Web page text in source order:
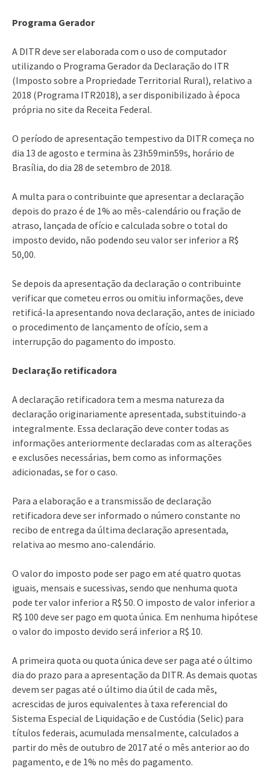
Programa Gerador
A DITR deve ser elaborada com o uso de computador
utilizando o Programa Gerador da Declaração do ITR
(Imposto sobre a Propriedade Territorial Rural), relativo a
2018 (Programa ITR2018), a ser disponibilizado à época
própria no site da Receita Federal.
O período de apresentação tempestivo da DITR começa no
dia 13 de agosto e termina às 23h59min59s, horário de
Brasília, do dia 28 de setembro de 2018.
A multa para o contribuinte que apresentar a declaração
depois do prazo é de 1% ao mês-calendário ou fração de
atraso, lançada de ofício e calculada sobre o total do
imposto devido, não podendo seu valor ser inferior a R$
50,00.
Se depois da apresentação da declaração o contribuinte
verificar que cometeu erros ou omitiu informações, deve
retificá-la apresentando nova declaração, antes de iniciado
o procedimento de lançamento de ofício, sem a
interrupção do pagamento do imposto.
Declaração retificadora
A declaração retificadora tem a mesma natureza da
declaração originariamente apresentada, substituindo-a
integralmente. Essa declaração deve conter todas as
informações anteriormente declaradas com as alterações
e exclusões necessárias, bem como as informações
adicionadas, se for o caso.
Para a elaboração e a transmissão de declaração
retificadora deve ser informado o número constante no
recibo de entrega da última declaração apresentada,
relativa ao mesmo ano-calendário.
O valor do imposto pode ser pago em até quatro quotas
iguais, mensais e sucessivas, sendo que nenhuma quota
pode ter valor inferior a R$ 50. O imposto de valor inferior a
R$ 100 deve ser pago em quota única. Em nenhuma hipótese
o valor do imposto devido será inferior a R$ 10.
A primeira quota ou quota única deve ser paga até o último
dia do prazo para a apresentação da DITR. As demais quotas
devem ser pagas até o último dia útil de cada mês,
acrescidas de juros equivalentes à taxa referencial do
Sistema Especial de Liquidação e de Custódia (Selic) para
títulos federais, acumulada mensalmente, calculados a
partir do mês de outubro de 2017 até o mês anterior ao do
pagamento, e de 1% no mês do pagamento.